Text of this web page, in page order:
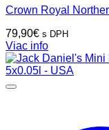
Crown Royal
79,90€ s DPH
Viac info